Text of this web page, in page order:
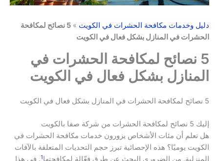
دليل وخدمات مكافحة الحشرات في الكويت »
5 نصائح لمكافحة
الحشرات في المنازل بشكل فعال في الكويت
5 نصائح لمكافحة الحشرات في
المنازل بشكل فعال في الكويت
5 نصائح لمكافحة الحشرات في المنازل بشكل فعال في الكويت
إليك 5 نصائح لمكافحة الحشرات من شركة صفا بالكويت
هل تعلم أن مئات الأشخاص يزورون خدمات مكافحة الحشرات في
الكويت يوميًا؟ هذه الإحصائية تبرز حجم التحديات المتعلقة بالآفات
المنزلية. من الضروري البحث عن طرق فعّالة لمكافحتها1. في هذا